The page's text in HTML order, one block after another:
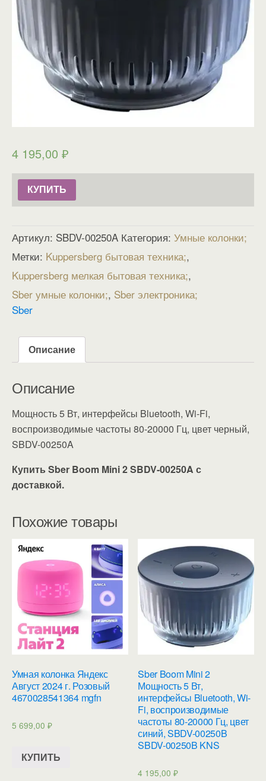
4 195,00 ₽
КУПИТЬ
Артикул: SBDV-00250A Категория: Умные колонки
Метки: Kuppersberg бытовая техника ,
Kuppersberg мелкая бытовая техника ,
Sber умные колонки , Sber электроника
Sber
Описание
Описание
Мощность 5 Вт, интерфейсы Bluetooth, Wi-Fi,
воспроизводимые частоты 80-20000 Гц, цвет черный,
SBDV-00250A
Купить Sber Boom Mini 2 SBDV-00250A с
доставкой.
Похожие товары
Умная колонка Яндекс
Август 2024 г. Розовый
4670028541364 mgfn
5 699,00 ₽
КУПИТЬ
Sber Boom Mini 2
Мощность 5 Вт,
интерфейсы Bluetooth, Wi-
Fi, воспроизводимые
частоты 80-20000 Гц, цвет
синий, SBDV-00250B
SBDV-00250B KNS
4 195,00₽